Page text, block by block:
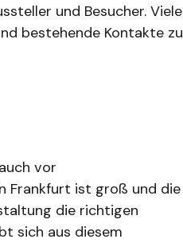
und Besucher. Viele
bestehende Kontakte zu
vor
Frankfurt ist groß und die
die richtigen
sich aus diesem